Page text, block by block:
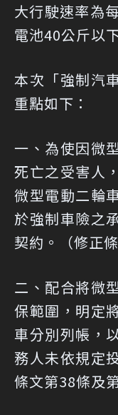
大行駛速率為
電池40公斤以
本次「強制汽
重點如下：
一、為使因微
死亡之受害人
微型電動二輪
於強制車險之
契約。（修正
二、配合將微
保範圍，明定
車分別列帳，
務人未依規定
條文第38條及